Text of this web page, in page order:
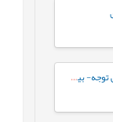
مقایسه پروفایل هوشی کودکان مبتلا به نارسایی توجه- بیش‌فعالی با کودکان عادی براساس شاخص‌های جانبی و مکمل آزمون WISC-V